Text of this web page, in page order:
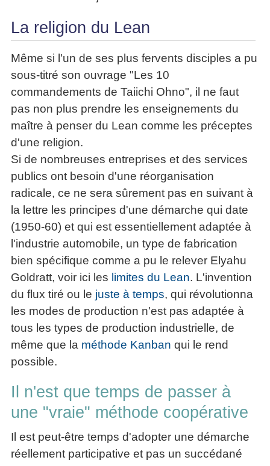
La religion du Lean
Même si l'un de ses plus fervents disciples a pu
sous-titré son ouvrage "Les 10
commandements de Taiichi Ohno", il ne faut
pas non plus prendre les enseignements du
maître à penser du Lean comme les préceptes
d'une religion.
Si de nombreuses entreprises et des services
publics ont besoin d'une réorganisation
radicale, ce ne sera sûrement pas en suivant à
la lettre les principes d'une démarche qui date
(1950-60) et qui est essentiellement adaptée à
l'industrie automobile, un type de fabrication
bien spécifique comme a pu le relever Elyahu
Goldratt, voir ici les limites du Lean. L'invention
du flux tiré ou le juste à temps, qui révolutionna
les modes de production n'est pas adaptée à
tous les types de production industrielle, de
même que la méthode Kanban qui le rend
possible.
Il n'est que temps de passer à
une "vraie" méthode coopérative
Il est peut-être temps d'adopter une démarche
réellement participative et pas un succédané